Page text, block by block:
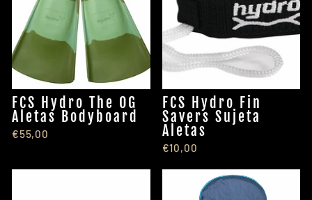
FCS Hydro The OG
Aletas Bodyboard
€55,00
FCS Hydro Fin
Savers Sujeta
Aletas
€10,00